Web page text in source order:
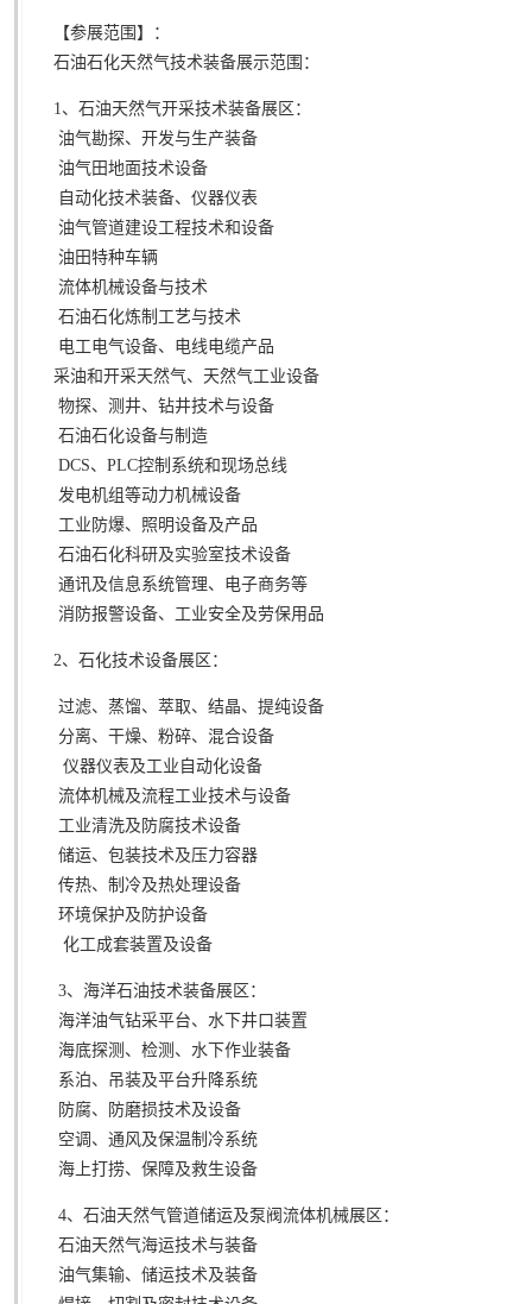
【参展范围】：
石油石化天然气技术装备展示范围：
1、石油天然气开采技术装备展区：
油气勘探、开发与生产装备
油气田地面技术设备
自动化技术装备、仪器仪表
油气管道建设工程技术和设备
油田特种车辆
流体机械设备与技术
石油石化炼制工艺与技术
电工电气设备、电线电缆产品
采油和开采天然气、天然气工业设备
物探、测井、钻井技术与设备
石油石化设备与制造
DCS、PLC控制系统和现场总线
发电机组等动力机械设备
工业防爆、照明设备及产品
石油石化科研及实验室技术设备
通讯及信息系统管理、电子商务等
消防报警设备、工业安全及劳保用品
2、石化技术设备展区：
过滤、蒸馏、萃取、结晶、提纯设备
分离、干燥、粉碎、混合设备
仪器仪表及工业自动化设备
流体机械及流程工业技术与设备
工业清洗及防腐技术设备
储运、包装技术及压力容器
传热、制冷及热处理设备
环境保护及防护设备
化工成套装置及设备
3、海洋石油技术装备展区：
海洋油气钻采平台、水下井口装置
海底探测、检测、水下作业装备
系泊、吊装及平台升降系统
防腐、防磨损技术及设备
空调、通风及保温制冷系统
海上打捞、保障及救生设备
4、石油天然气管道储运及泵阀流体机械展区：
石油天然气海运技术与装备
油气集输、储运技术及装备